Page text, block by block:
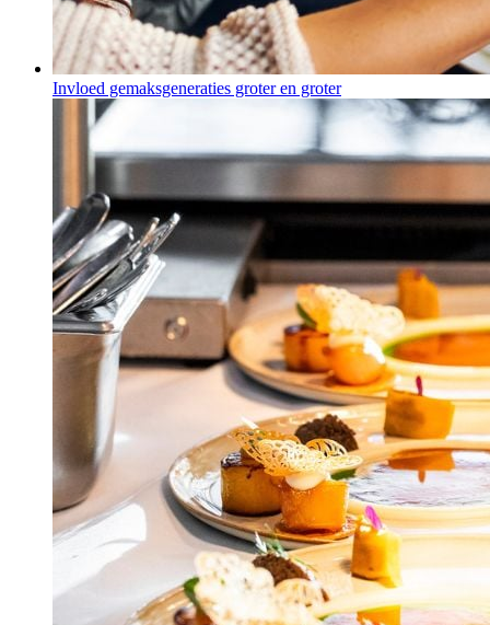
Invloed gemaksgeneraties groter en groter